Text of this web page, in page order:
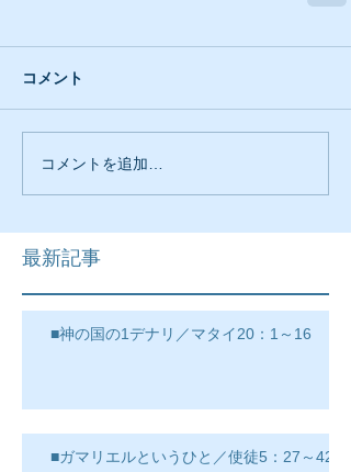
コメント
コメントを追加…
最新記事
■神の国の1デナリ／マタイ20：1～16
■ガマリエルというひと／使徒5：27～42